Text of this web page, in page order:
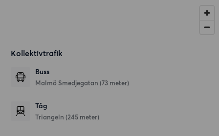
Kollektivtrafik
Buss
Malmö Smedjegatan (73 meter)
Tåg
Triangeln (245 meter)